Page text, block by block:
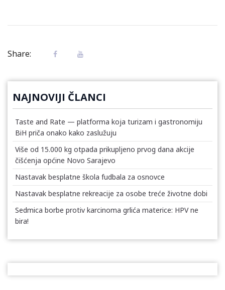
Share:
NAJNOVIJI ČLANCI
Taste and Rate — platforma koja turizam i gastronomiju
BiH priča onako kako zaslužuju
Više od 15.000 kg otpada prikupljeno prvog dana akcije
čišćenja općine Novo Sarajevo
Nastavak besplatne škola fudbala za osnovce
Nastavak besplatne rekreacije za osobe treće životne dobi
Sedmica borbe protiv karcinoma grlića materice: HPV ne
bira!